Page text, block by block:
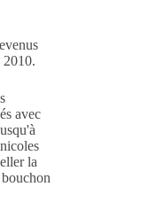
2010.
avec
la